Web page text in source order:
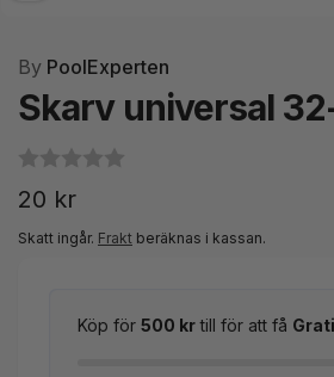
By PoolExperten
Skarv universal
Ordinarie
pris
20 kr
Skatt ingår. Frakt beräknas i kassan.
Köp för 500 krtill för att få